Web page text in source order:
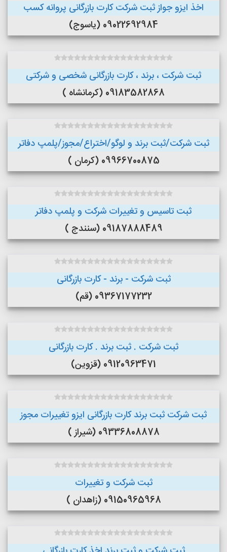
اخذ ایزو جواز ثبت شرکت کارت بازرگانی پروانه کسب
09022692984 (یاسوج)
ثبت شرکت ، برند ، کارت بازرگانی شخصی و شرکتی
09183582868 (کرمانشاه )
ثبت شرکت/ثبت برند و لوگو/اختراع/مجوز/پلمپ دفاتر
09966700875 (کرمان )
ثبت تاسیس و تغییرات شرکت و پلمپ دفاتر
09187888489 (سنندج )
ثبت شرکت - برند - کارت بازرگانی
09367177232 (قم)
ثبت شرکت . ثبت برند . کارت بازرگانی
09120963471 (قزوین)
ثبت شرکت ثبت برند کارت بازرگانی ایزو تغییرات مجوز
09336808878 (شیراز )
ثبت شرکت و تغییرات
09150965968 (زاهدان )